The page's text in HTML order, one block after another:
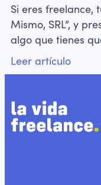
Si eres freelance,
Mismo, SRL”, y
algo que tienes
Leer artículo